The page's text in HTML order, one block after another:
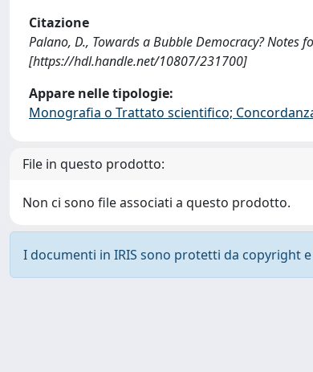
Citazione
Palano, D., Towards a Bubble Democracy? Notes
[https://hdl.handle.net/10807/231700]
Appare nelle tipologie:
Monografia o Trattato scientifico;
File in questo prodotto:
Non ci sono file associati a questo prodotto.
I documenti in IRIS sono protetti da copyright